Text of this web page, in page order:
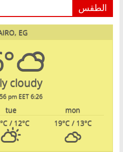
الطقس
EG
cloudy
6:26 am
pm EET
mon
tue
19°C/ 13°C
°C / 12°C